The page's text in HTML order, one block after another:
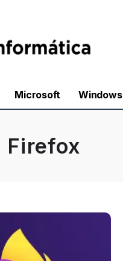
Microsoft Windows
Firefox